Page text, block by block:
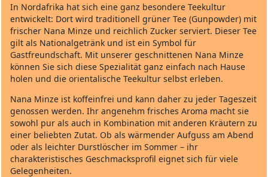
In Nordafrika hat sich eine ganz besondere Teekultur
entwickelt: Dort wird traditionell grüner Tee (Gunpowder) mit
frischer Nana Minze und reichlich Zucker serviert. Dieser Tee
gilt als Nationalgetränk und ist ein Symbol für
Gastfreundschaft. Mit unserer geschnittenen Nana Minze
können Sie sich diese Spezialität ganz einfach nach Hause
holen und die orientalische Teekultur selbst erleben.
Nana Minze ist koffeinfrei und kann daher zu jeder Tageszeit
genossen werden. Ihr angenehm frisches Aroma macht sie
sowohl pur als auch in Kombination mit anderen Kräutern zu
einer beliebten Zutat. Ob als wärmender Aufguss am Abend
oder als leichter Durstlöscher im Sommer – ihr
charakteristisches Geschmacksprofil eignet sich für viele
Gelegenheiten.